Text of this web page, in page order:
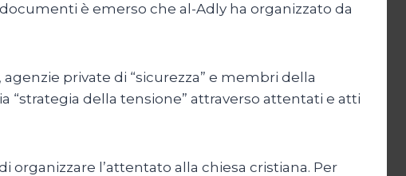
è emerso che al-Adly ha organizzato da
private di “sicurezza” e membri della
“strategia della tensione” attraverso attentati e atti
organizzare l’attentato alla chiesa cristiana. Per